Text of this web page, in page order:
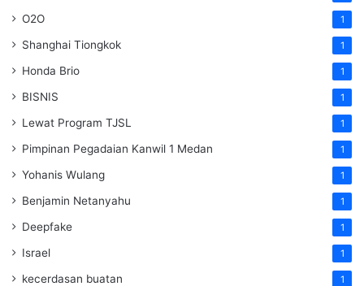
O2O 1
Shanghai Tiongkok 1
Honda Brio 1
BISNIS 1
Lewat Program TJSL 1
Pimpinan Pegadaian Kanwil 1 Medan 1
Yohanis Wulang 1
Benjamin Netanyahu 1
Deepfake 1
Israel 1
kecerdasan buatan 1